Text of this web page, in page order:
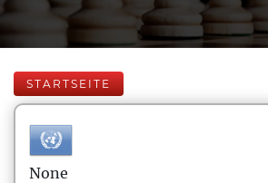
STARTSEITE
None